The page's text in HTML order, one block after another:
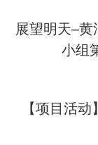
章
展望明天–黄
小组
【项目活